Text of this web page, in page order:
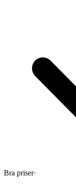
Bra priser·